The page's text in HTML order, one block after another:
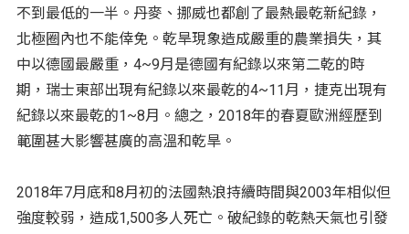
不到最低的一半。丹麥、挪威也都創了最熱最乾新紀錄，
北極圈內也不能倖免。乾旱現象造成嚴重的農業損失，其
中以德國最嚴重，4~9月是德國有紀錄以來第二乾的時
期，瑞士東部出現有紀錄以來最乾的4~11月，捷克出現有
紀錄以來最乾的1~8月。總之，2018年的春夏歐洲經歷到
範圍甚大影響甚廣的高溫和乾旱。
2018年7月底和8月初的法國熱浪持續時間與2003年相似但
強度較弱，造成1,500多人死亡。破紀錄的乾熱天氣也引發